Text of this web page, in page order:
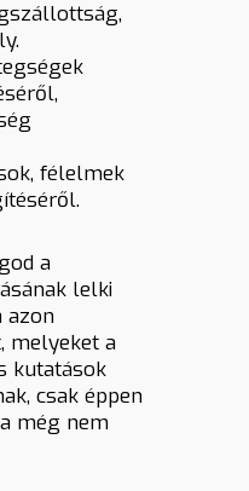
félelmek
a
lelki
azon
melyeket a
kutatások
csak éppen
még nem